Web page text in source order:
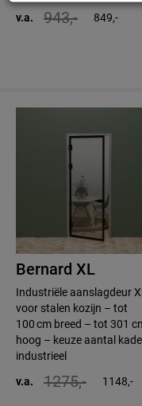
v.a.
943,- 849,-
Bernard XL
Industriële aanslagdeur
voor stalen kozijn – tot
100 cm breed – tot 301
hoog – keuze aantal
industrieel
v.a.
1275,- 1148,-